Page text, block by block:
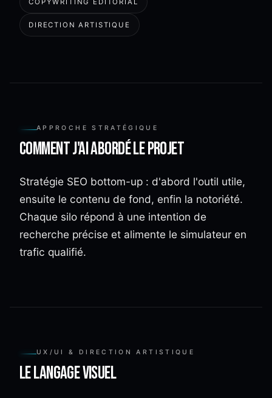
COPYWRITING ÉDITORIAL
DIRECTION ARTISTIQUE
APPROCHE STRATÉGIQUE
Comment j'ai abordé le projet
Stratégie SEO bottom-up : d'abord l'outil utile,
ensuite le contenu de fond, enfin la notoriété.
Chaque silo répond à une intention de
recherche précise et alimente le simulateur en
trafic qualifié.
UX/UI & DIRECTION ARTISTIQUE
Le langage visuel